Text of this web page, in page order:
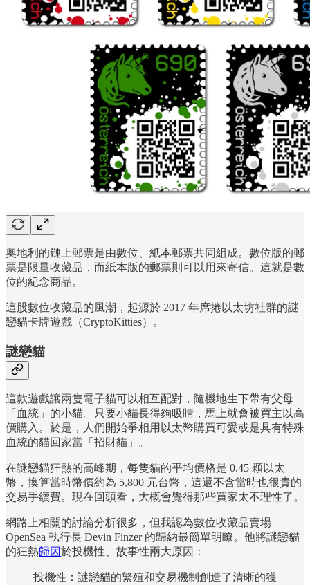
奧地利的鏈上郵票是由數位、紙本郵票共同組成。數位版的郵
票是限量收藏品，而紙本版的郵票則可以用來寄信。這就是數
位的紀念商品。
這股數位收藏品的風潮，起源於 2017 年席捲以太坊社群的謎
戀貓卡牌遊戲（CryptoKitties）。
謎戀貓
這款遊戲讓兩隻電子貓可以相互配對，隨機地生下帶有父母
「血統」的小貓。只要小貓長得夠吸睛，馬上就會被買主以高
價購入。於是，人們開始爭相用以太幣購買可愛或是具有特殊
血統的貓回家當「招財貓」。
在謎戀貓狂熱的高峰期，每隻貓的平均價格是 0.45 顆以太
幣，換算當時幣價約為 5,800 元台幣，這還不含當時也很貴的
交易手續費。現在回頭看，大概會覺得那些買家太不理性了。
網路上相關的討論分析很多，但我認為數位收藏品賣場
OpenSea 執行長 Devin Finzer 的歸納最簡單明瞭。他將謎戀貓
的狂熱歸因於投機性、故事性兩大原因：
投機性：謎戀貓的繁殖和交易機制創造了清晰的獲